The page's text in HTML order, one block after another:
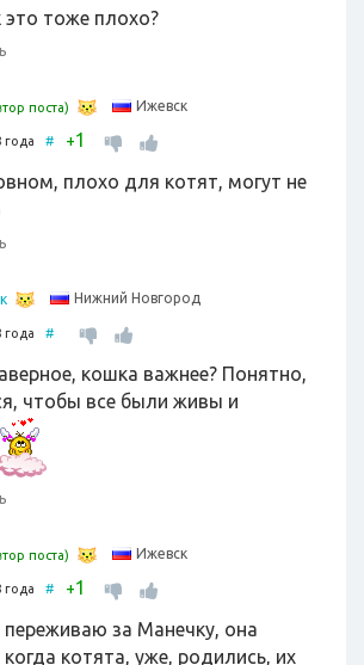
тоже плохо?
поста) Ижевск
года # +1
плохо для котят, могут не
Нижний Новгород
года #
кошка важнее? Понятно,
чтобы все были живы и
поста) Ижевск
года # +1
переживаю за Манечку, она
котята, уже, родились, их